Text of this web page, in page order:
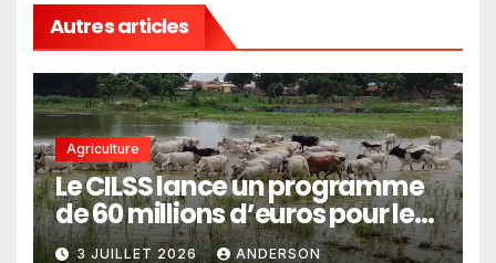
Autres articles
Agriculture
Le CILSS lance un programme
de 60 millions d’euros pour le
pastoralisme
3 JUILLET 2026 ANDERSON